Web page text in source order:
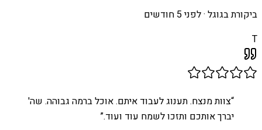
ביקורת בגוגל ·לפני 5 חודשים
T
“צוות מנצח. תענוג לעבוד איתם. אוכל ברמה גבוהה. שה'
יברך אותכם ותזכו לשמח עוד ועוד.”